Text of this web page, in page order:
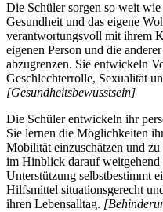
Die Schüler sorgen so weit
Gesundheit und das eigene
verantwortungsvoll mit ihrem
eigenen Person und die
abzugrenzen. Sie entwickeln
Geschlechterrolle, Sexualität
[Gesundheitsbewusstsein]
Die Schüler entwickeln ihr
Sie lernen die Möglichkeiten
Mobilität einzuschätzen und
im Hinblick darauf
Unterstützung selbstbestimmt
Hilfsmittel situationsgerecht
ihren Lebensalltag.